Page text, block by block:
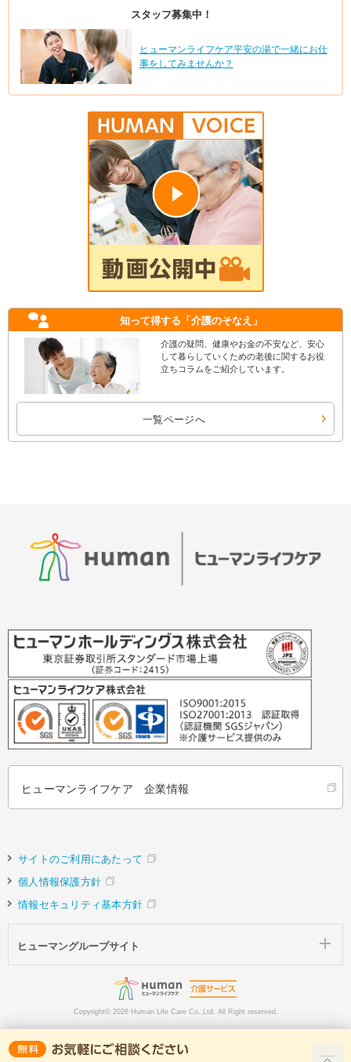
スタッフ募集中！
ヒューマンライフケア平安の湯で一緒にお仕
事をしてみませんか？
知って得する 「介護のそなえ」
介護の疑問、健康やお金の不安など、安心
して暮らしていくための老後に関するお役
立ちコラムをご紹介しています。
一覧ページへ
ヒューマンライフケア 企業情報
サイトのご利用にあたって
個人情報保護方針
情報セキュリティ基本方針
ヒューマングループサイト
Copyright© 2026 Human Life Care Co.,Ltd. All Right reserved.